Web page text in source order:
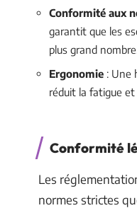
Conformité aux
garantit que les
plus grand
Ergonomie : Une
réduit la fatigue et
Conformité
Les
normes strictes